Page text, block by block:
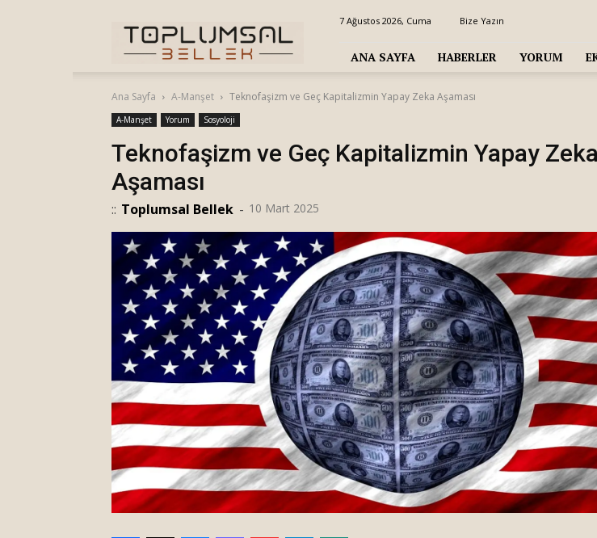
Bellek
7 Ağustos 2026, Cuma Bize Yazın
ANA SAYFA HABERLER YORUM
Ana Sayfa A-Manşet Teknofaşizm ve Geç Kapitalizmin Yapay Zeka Aşaması
A-Manşet Yorum Sosyoloji
Teknofaşizm ve Geç Kapitalizmin Yapay Zeka
Aşaması
:: Toplumsal Bellek - 10 Mart 2025